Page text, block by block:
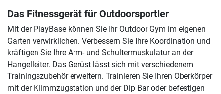
Das Fitnessgerät für Outdoorsportler
Mit der PlayBase können Sie Ihr Outdoor Gym im eigenen
Garten verwirklichen. Verbessern Sie Ihre Koordination und
kräftigen Sie Ihre Arm- und Schultermuskulatur an der
Hangelleiter. Das Gerüst lässt sich mit verschiedenem
Trainingszubehör erweitern. Trainieren Sie Ihren Oberkörper
mit der Klimmzugstation und der Dip Bar oder befestigen